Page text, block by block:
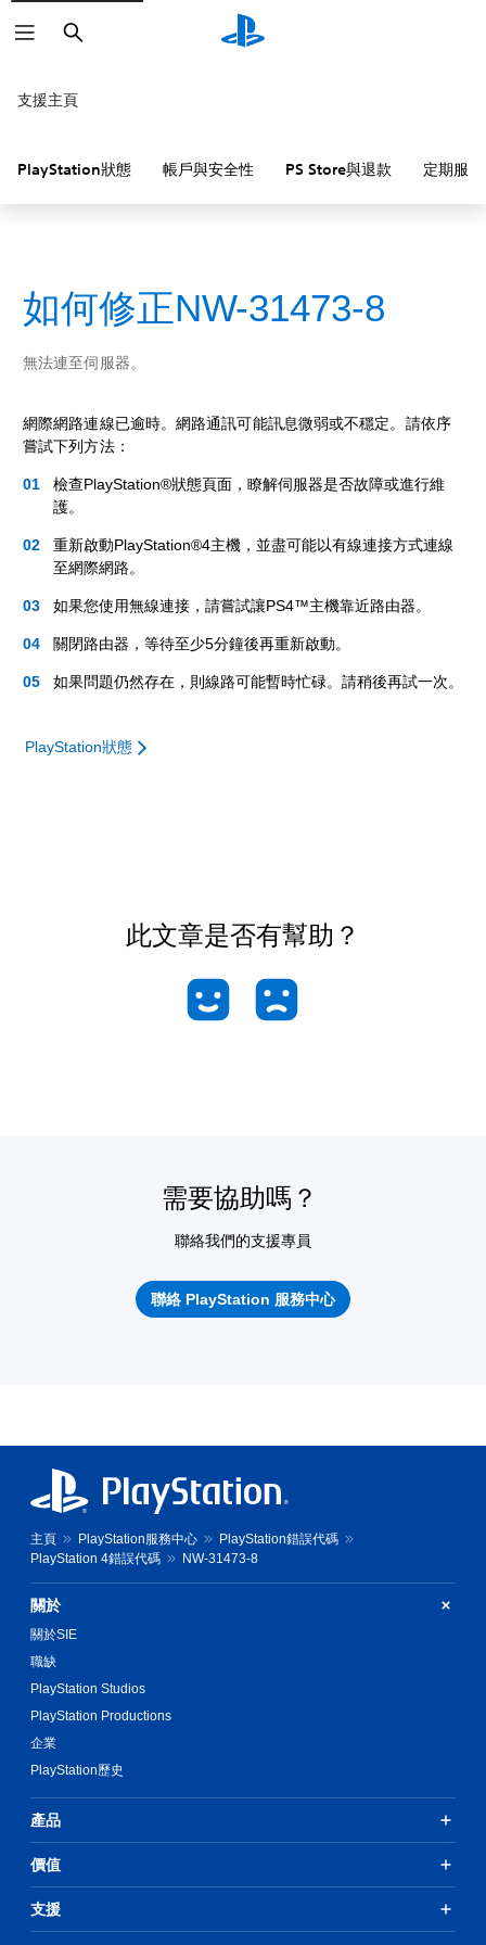
搜
尋
支援主頁
PlayStation狀態 帳戶與安全性 PS Store與退款 定期服務
如何修正NW-31473-8
無法連至伺服器。
網際網路連線已逾時。網路通訊可能訊息微弱或不穩定。請依序
嘗試下列方法：
檢查PlayStation®狀態頁面，瞭解伺服器是否故障或進行維
護。
重新啟動PlayStation®4主機，並盡可能以有線連接方式連線
至網際網路。
如果您使用無線連接，請嘗試讓PS4™主機靠近路由器。
關閉路由器，等待至少5分鐘後再重新啟動。
如果問題仍然存在，則線路可能暫時忙碌。請稍後再試一次。
PlayStation狀態
此文章是否有幫助？
需要協助嗎？
聯絡我們的支援專員
聯絡 PlayStation 服務中心
主頁 PlayStation服務中心
PlayStation錯誤代碼
PlayStation 4錯誤代碼
NW-31473-8
關於
關於SIE
職缺
PlayStation Studios
PlayStation Productions
企業
PlayStation歷史
產品
價值
支援